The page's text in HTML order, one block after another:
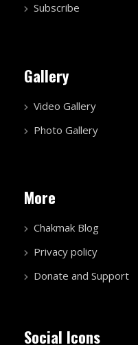
Subscribe
Gallery
Video Gallery
Photo Gallery
More
Chakmak Blog
Privacy policy
Donate and Support
Social Icons